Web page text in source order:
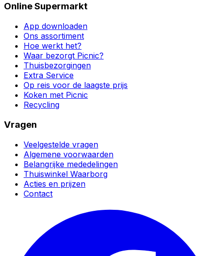
Online Supermarkt
App downloaden
Ons assortiment
Hoe werkt het?
Waar bezorgt Picnic?
Thuisbezorgingen
Extra Service
Op reis voor de laagste prijs
Koken met Picnic
Recycling
Vragen
Veelgestelde vragen
Algemene voorwaarden
Belangrijke mededelingen
Thuiswinkel Waarborg
Acties en prijzen
Contact